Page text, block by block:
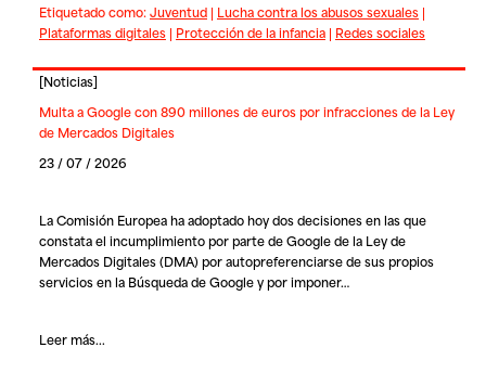
Etiquetado como:Juventud| Lucha contra los abusos sexuales|
Plataformas digitales| Protección de la infancia| Redes sociales
[Noticias]
Multa a Google con 890 millones de euros por infracciones de la Ley
de Mercados Digitales
23 / 07 / 2026
La Comisión Europea ha adoptado hoy dos decisiones en las que
constata el incumplimiento por parte de Google de la Ley de
Mercados Digitales (DMA) por autopreferenciarse de sus propios
servicios en la Búsqueda de Google y por imponer…
Leer más...